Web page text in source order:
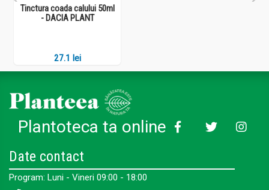
Tinctura coada calului 50ml
- DACIA PLANT
27.1 lei
Plantoteca ta online
Date contact
Program: Luni - Vineri 09:00 - 18:00